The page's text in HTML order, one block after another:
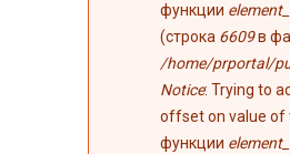
функции
(строка 6609в
/home/prportal/
Notice: Trying to
offset on value of
функции